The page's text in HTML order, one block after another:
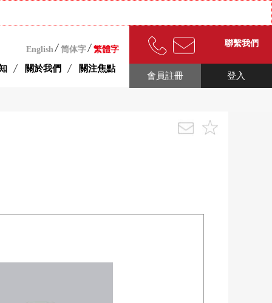
English 简体字 繁體字
關於我們 關注焦點
聯繫我們
登入
會員註冊